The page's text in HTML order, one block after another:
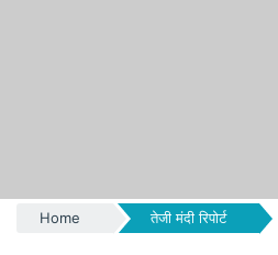
Home तेजी मंदी रिपोर्ट